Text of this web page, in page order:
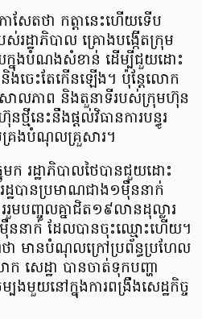
ាសែតថា កត្តានេះហើយទើប
រដ្ឋាភិបាល គ្រោងបង្កើតក្រុម
ក្នុងបំណងសំខាន់ ដើម្បីជួយដោះ
ចេះតែកើនឡើង។ ប៉ុន្តែលោក
សាលភាព និងតួនាទីរបស់ក្រុមហ៊ុន
ថ្មីនេះនឹងផ្តល់វិធានការបន្ធូរ
គ្រងបំណុលគ្រួសារ។
មក រដ្ឋាភិបាលថៃបានជួយដោះ
បានប្រមាណជាង១ម៉ឺននាក់
មបញ្ចូលគ្នាជិត១៩លានដុល្លារ
នាក់ ដែលបានចុះឈ្មោះហើយ។
ថា មានបំណុលក្រៅប្រព័ន្ធប្រហែល
សេដ្ឋា បានចាត់ទុកបញ្ហា
មួយនៅក្នុងការពង្រឹងសេដ្ឋកិច្ច